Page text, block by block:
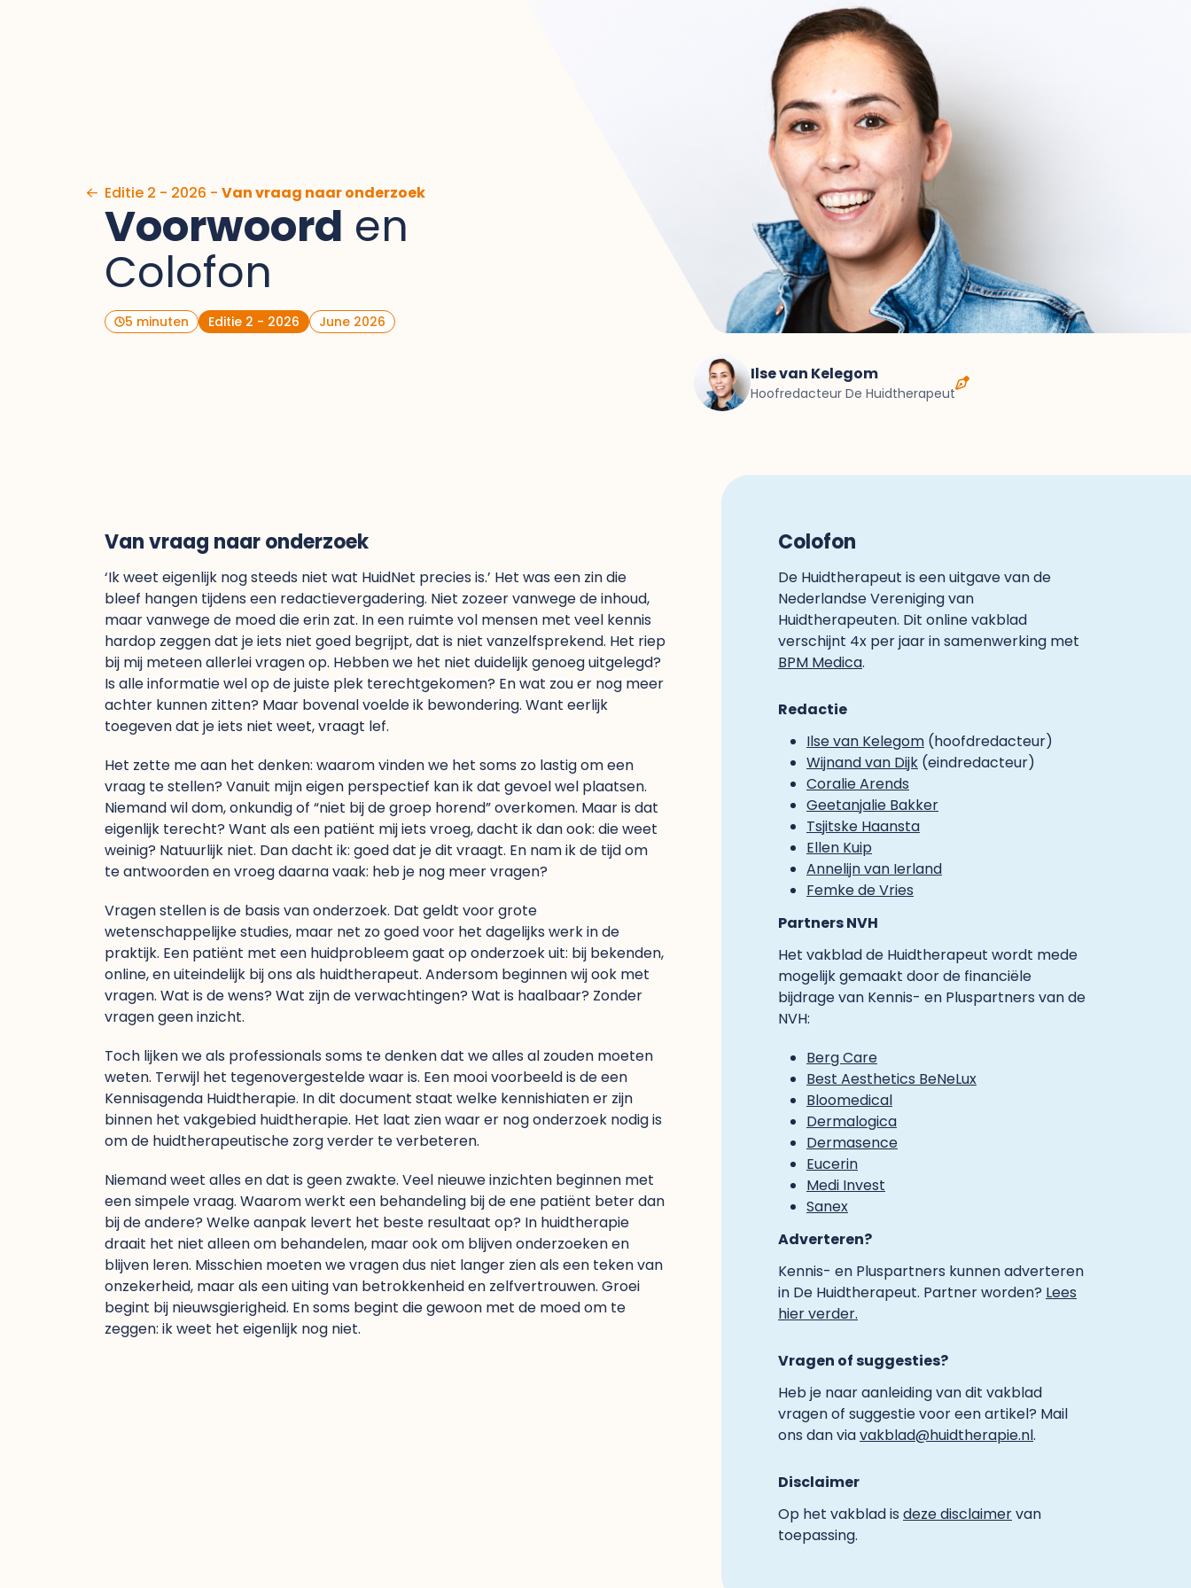
Editie 2 - 2026 - Van vraag naar onderzoek
Voorwoord en
Colofon
5 minuten Editie 2 - 2026 June 2026
Ilse van Kelegom
Hoofredacteur De Huidtherapeut
Van vraag naar onderzoek
‘Ik weet eigenlijk nog steeds niet wat HuidNet precies is.’ Het was een zin die
bleef hangen tijdens een redactievergadering. Niet zozeer vanwege de inhoud,
maar vanwege de moed die erin zat. In een ruimte vol mensen met veel kennis
hardop zeggen dat je iets niet goed begrijpt, dat is niet vanzelfsprekend. Het riep
bij mij meteen allerlei vragen op. Hebben we het niet duidelijk genoeg uitgelegd?
Is alle informatie wel op de juiste plek terechtgekomen? En wat zou er nog meer
achter kunnen zitten? Maar bovenal voelde ik bewondering. Want eerlijk
toegeven dat je iets niet weet, vraagt lef.
Het zette me aan het denken: waarom vinden we het soms zo lastig om een
vraag te stellen? Vanuit mijn eigen perspectief kan ik dat gevoel wel plaatsen.
Niemand wil dom, onkundig of “niet bij de groep horend” overkomen. Maar is dat
eigenlijk terecht? Want als een patiënt mij iets vroeg, dacht ik dan ook: die weet
weinig? Natuurlijk niet. Dan dacht ik: goed dat je dit vraagt. En nam ik de tijd om
te antwoorden en vroeg daarna vaak: heb je nog meer vragen?
Vragen stellen is de basis van onderzoek. Dat geldt voor grote
wetenschappelijke studies, maar net zo goed voor het dagelijks werk in de
praktijk. Een patiënt met een huidprobleem gaat op onderzoek uit: bij bekenden,
online, en uiteindelijk bij ons als huidtherapeut. Andersom beginnen wij ook met
vragen. Wat is de wens? Wat zijn de verwachtingen? Wat is haalbaar? Zonder
vragen geen inzicht.
Toch lijken we als professionals soms te denken dat we alles al zouden moeten
weten. Terwijl het tegenovergestelde waar is. Een mooi voorbeeld is de een
Kennisagenda Huidtherapie. In dit document staat welke kennishiaten er zijn
binnen het vakgebied huidtherapie. Het laat zien waar er nog onderzoek nodig is
om de huidtherapeutische zorg verder te verbeteren.
Niemand weet alles en dat is geen zwakte. Veel nieuwe inzichten beginnen met
een simpele vraag. Waarom werkt een behandeling bij de ene patiënt beter dan
bij de andere? Welke aanpak levert het beste resultaat op? In huidtherapie
draait het niet alleen om behandelen, maar ook om blijven onderzoeken en
blijven leren. Misschien moeten we vragen dus niet langer zien als een teken van
onzekerheid, maar als een uiting van betrokkenheid en zelfvertrouwen. Groei
begint bij nieuwsgierigheid. En soms begint die gewoon met de moed om te
zeggen: ik weet het eigenlijk nog niet.
Colofon
De Huidtherapeut is een uitgave van de
Nederlandse Vereniging van
Huidtherapeuten. Dit online vakblad
verschijnt 4x per jaar in samenwerking met
BPM Medica.
Redactie
Ilse van Kelegom (hoofdredacteur)
Wijnand van Dijk (eindredacteur)
Coralie Arends
Geetanjalie Bakker
Tsjitske Haansta
Ellen Kuip
Annelijn van Ierland
Femke de Vries
Partners NVH
Het vakblad de Huidtherapeut wordt mede
mogelijk gemaakt door de financiële
bijdrage van Kennis- en Pluspartners van de
NVH:
Berg Care
Best Aesthetics BeNeLux
Bloomedical
Dermalogica
Dermasence
Eucerin
Medi Invest
Sanex
Adverteren?
Kennis- en Pluspartners kunnen adverteren
in De Huidtherapeut. Partner worden? Lees
hier verder.
Vragen of suggesties?
Heb je naar aanleiding van dit vakblad
vragen of suggestie voor een artikel? Mail
ons dan viavakblad@huidtherapie.nl.
Disclaimer
Op het vakblad is deze disclaimervan
toepassing.